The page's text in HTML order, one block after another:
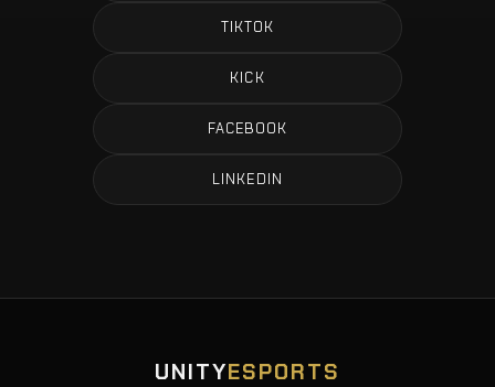
TIKTOK
KICK
FACEBOOK
LINKEDIN
UNITYESPORTS